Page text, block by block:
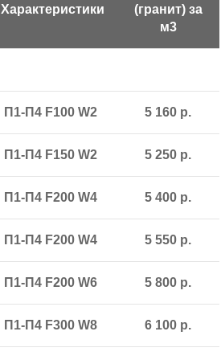
Характеристики
(гранит) за
м3
П1-П4 F100 W2 5 160 р.
П1-П4 F150 W2 5 250 р.
П1-П4 F200 W4 5 400 р.
П1-П4 F200 W4 5 550 р.
П1-П4 F200 W6 5 800 р.
П1-П4 F300 W8 6 100 р.